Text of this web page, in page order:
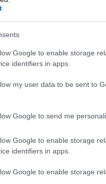
Google to enable storage
identifiers in apps.
my user data to be sent to
Google to send me
Google to enable storage
identifiers in apps.
Google to enable storage
ειδήσεις!